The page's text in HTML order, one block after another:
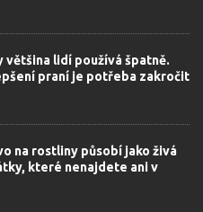
většina lidí používá špatně.
praní je potřeba zakročit
na rostliny působí jako živá
které nenajdete ani v